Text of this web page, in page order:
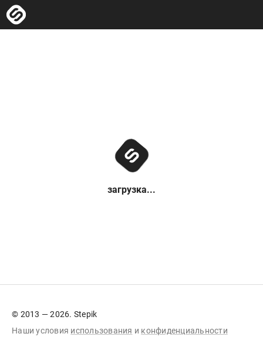
загрузка...
© 2013 — 2026. Stepik
Наши условия использования и конфиденциальности